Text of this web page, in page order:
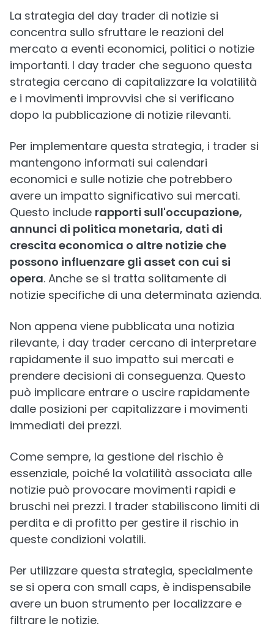
La strategia del day trader di notizie si
concentra sullo sfruttare le reazioni del
mercato a eventi economici, politici o notizie
importanti. I day trader che seguono questa
strategia cercano di capitalizzare la volatilità
e i movimenti improvvisi che si verificano
dopo la pubblicazione di notizie rilevanti.
Per implementare questa strategia, i trader si
mantengono informati sui calendari
economici e sulle notizie che potrebbero
avere un impatto significativo sui mercati.
Questo include rapporti sull'occupazione,
annunci di politica monetaria, dati di
crescita economica o altre notizie che
possono influenzare gli asset con cui si
opera. Anche se si tratta solitamente di
notizie specifiche di una determinata azienda.
Non appena viene pubblicata una notizia
rilevante, i day trader cercano di interpretare
rapidamente il suo impatto sui mercati e
prendere decisioni di conseguenza. Questo
può implicare entrare o uscire rapidamente
dalle posizioni per capitalizzare i movimenti
immediati dei prezzi.
Come sempre, la gestione del rischio è
essenziale, poiché la volatilità associata alle
notizie può provocare movimenti rapidi e
bruschi nei prezzi. I trader stabiliscono limiti di
perdita e di profitto per gestire il rischio in
queste condizioni volatili.
Per utilizzare questa strategia, specialmente
se si opera con small caps, è indispensabile
avere un buon strumento per localizzare e
filtrare le notizie.